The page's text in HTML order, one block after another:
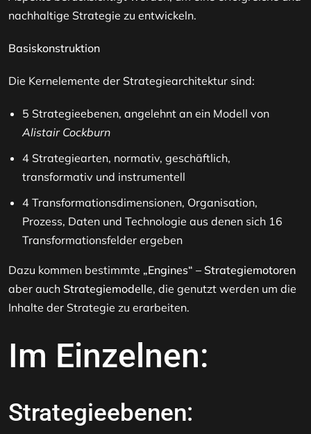
nachhaltige Strategie zu entwickeln.
Basiskonstruktion
Die Kernelemente der Strategiearchitektur sind:
5 Strategieebenen, angelehnt an ein Modell von
Alistair Cockburn
4 Strategiearten, normativ, geschäftlich,
transformativ und instrumentell
4 Transformationsdimensionen, Organisation,
Prozess, Daten und Technologie aus denen sich 16
Transformationsfelder ergeben
Dazu kommen bestimmte „Engines“ – Strategiemotoren
aber auch Strategiemodelle, die genutzt werden um die
Inhalte der Strategie zu erarbeiten.
Im Einzelnen:
Strategieebenen: